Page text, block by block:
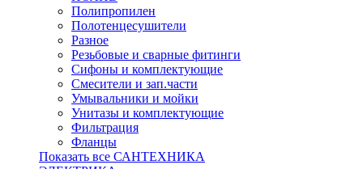
Полипропилен
Полотенцесушители
Разное
Резьбовые и сварные фитинги
Сифоны и комплектующие
Смесители и зап.части
Умывальники и мойки
Унитазы и комплектующие
Фильтрация
Фланцы
Показать все САНТЕХНИКА